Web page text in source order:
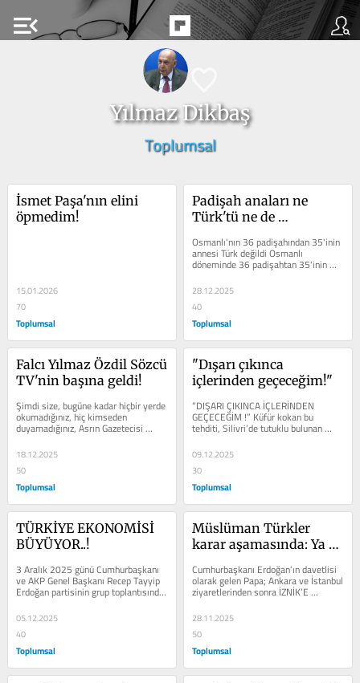
menu_open
Yılmaz Dikbaş
Toplumsal
İsmet Paşa'nın elini
öpmedim!
15.01.2026
70
Toplumsal
Padişah anaları ne
Türk'tü ne de
Osmanlı'nın 36 padişahından 35'inin
annesi Türk değildi Osmanlı
döneminde 36 padişahtan 35'inin
anneleri Rum (Yunan), Sırp, Rus,
Ukraynalı,...
28.12.2025
40
Toplumsal
Falcı Yılmaz Özdil Sözcü
TV'nin başına geldi!
Şimdi size, bugüne kadar hiçbir yerde
okumadığınız, hiç kimseden
duyamadığınız, Asrın Gazetecisi
Yılmaz Özdil hakkında müthiş bir...
18.12.2025
50
Toplumsal
"Dışarı çıkınca
içlerinden geçeceğim!"
“DIŞARI ÇIKINCA İÇLERİNDEN
GEÇECEĞİM !” Küfür kokan bu
tehditi, Silivri’de tutuklu bulunan
gazteci Fatih Altay kustu! Bu öfke...
09.12.2025
30
Toplumsal
TÜRKİYE EKONOMİSİ
BÜYÜYOR..!
3 Aralık 2025 günü Cumhurbaşkanı
ve AKP Genel Başkanı Recep Tayyip
Erdoğan partisinin grup toplantısında
konuştu: “Türkiye ekonomisi 3....
05.12.2025
40
Toplumsal
Müslüman Türkler
karar aşamasında: Ya
Papa 14. Leo
Cumhurbaşkanı Erdoğan’ın davetlisi
olarak gelen Papa; Ankara ve İstanbul
ziyaretlerinden sonra İZNİK’E
gidecek. Neden İznik? Hz....
28.11.2025
50
Toplumsal